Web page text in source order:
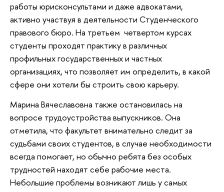
работы юрисконсультами и даже адвокатами,
активно участвуя в деятельности Студенческого
правового бюро. На третьем четвертом курсах
студенты проходят практику в различных
профильных государственных и частных
организациях, что позволяет им определить, в какой
сфере они хотели бы строить свою карьеру.
Марина Вячеславовна также остановилась на
вопросе трудоустройства выпускников. Она
отметила, что факультет внимательно следит за
судьбами своих студентов, в случае необходимости
всегда помогает, но обычно ребята без особых
трудностей находят себе рабочие места.
Небольшие проблемы возникают лишь у самых